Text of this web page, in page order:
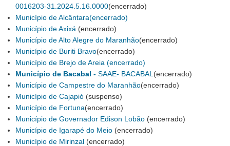
0016203-31.2024.5.16.0000(encerrado)
Município de Alcântara(encerrado)
Município de Axixá (encerrado)
Município de Alto Alegre do Maranhão(encerrado)
Município de Buriti Bravo(encerrado)
Município de Brejo de Areia (encerrado)
Município de Bacabal - SAAE- BACABAL (encerrado)
Município de Campestre do Maranhão(encerrado)
Município de Cajapió (suspenso)
Município de Fortuna(encerrado)
Município de Governador Edison Lobão (encerrado)
Município de Igarapé do Meio (encerrado)
Município de Mirinzal (encerrado)